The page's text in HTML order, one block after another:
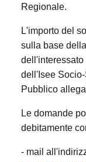
Regionale.
L'importo del
sulla base
dell'Isee
Pubblico
Le domande
debitamente
- mail